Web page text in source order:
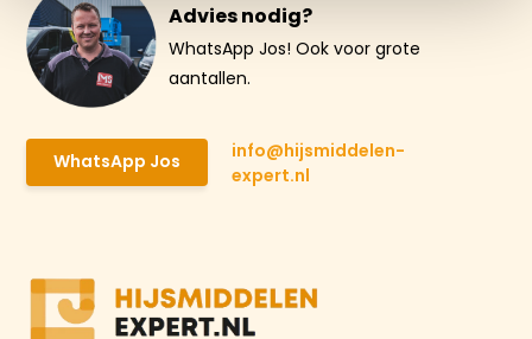
Advies nodig?
WhatsApp Jos! Ook voor grote
aantallen.
WhatsApp Jos
info@hijsmiddelen-
expert.nl